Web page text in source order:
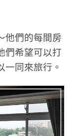
他們的每間房
們希望可以打
一同來旅行。